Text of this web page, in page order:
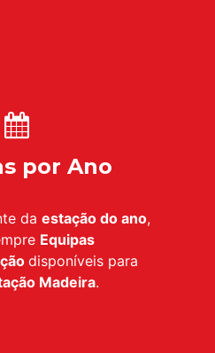
por Ano
da estação do ano,
Equipas
disponíveis para
Madeira.